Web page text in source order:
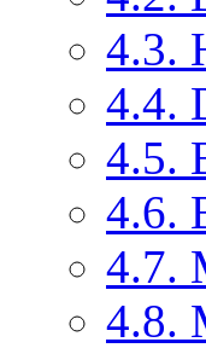
4.3.
4.4.
4.5.
4.6.
4.7.
4.8.